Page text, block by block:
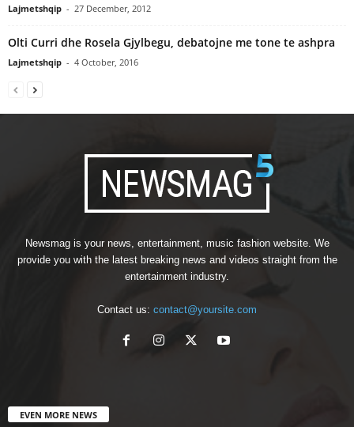
Lajmetshqip - 27 December, 2012
Olti Curri dhe Rosela Gjylbegu, debatojne me tone te ashpra
Lajmetshqip - 4 October, 2016
Newsmag is your news, entertainment, music fashion website. We
provide you with the latest breaking news and videos straight from the
entertainment industry.
Contact us: contact@yoursite.com
EVEN MORE NEWS